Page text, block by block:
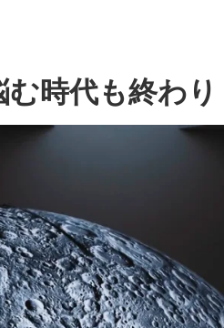
時代も終わり